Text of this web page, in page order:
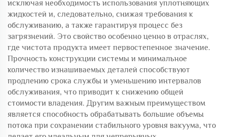
исключая необходимость использования уплотняющих
жидкостей и, следовательно, снижая требования к
обслуживанию, а также гарантируя процесс без
загрязнений. Это свойство особенно ценно в отраслях,
где чистота продукта имеет первостепенное значение.
Прочность конструкции системы и минимальное
количество изнашиваемых деталей способствуют
продлению срока службы и уменьшению интервалов
обслуживания, что приводит к снижению общей
стоимости владения. Другим важным преимуществом
является способность обрабатывать большие объемы
потока при сохранении стабильного уровня вакуума, что